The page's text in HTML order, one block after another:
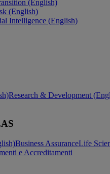
(English)
(English)
Intelligence (English)
Research & Development
Business AssuranceLife
e Accreditamenti